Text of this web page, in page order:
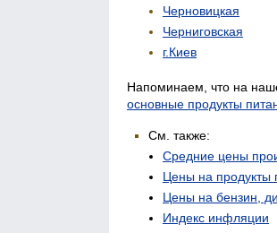
Черновицкая
Черниговская
г.Киев
Напоминаем, что на
основные продукты
См. также:
Средние цены
Цены на продукты
Цены на бензин,
Индекс инфляции